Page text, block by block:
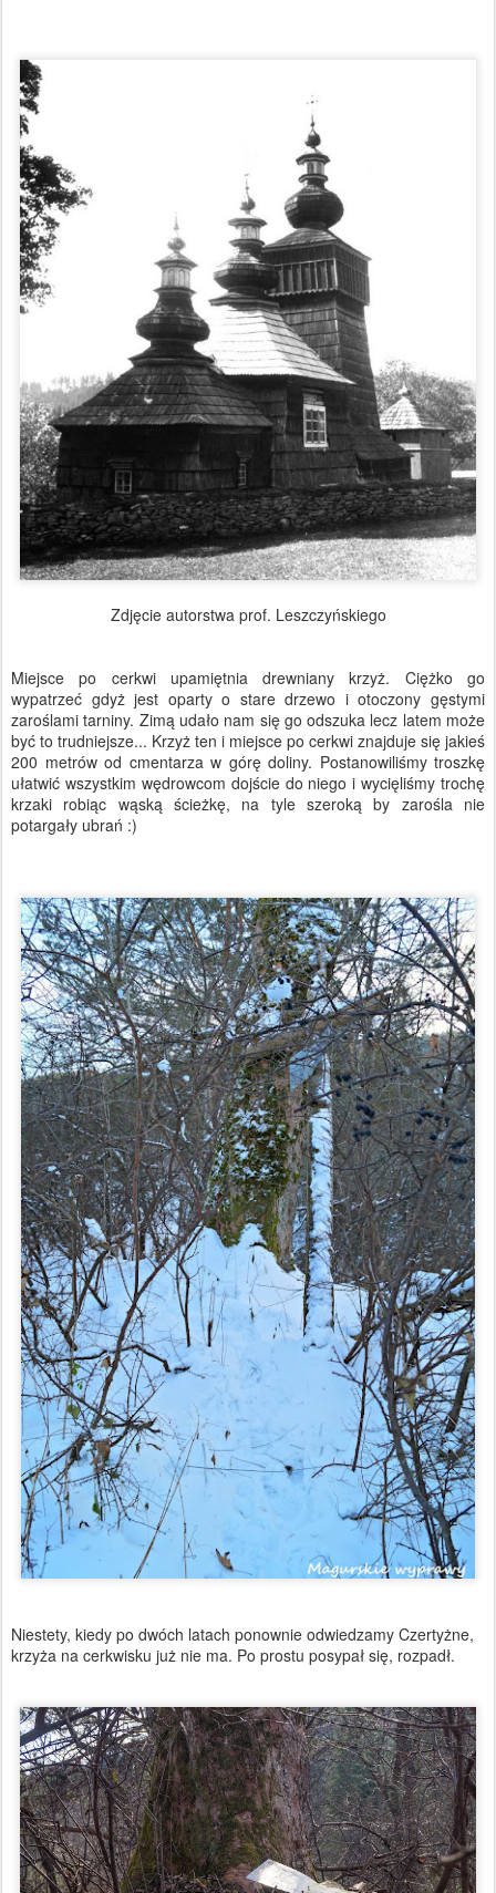
Zdjęcie autorstwa prof. Leszczyńskiego
Miejsce po cerkwi upamiętnia drewniany krzyż. Ciężko go
wypatrzeć gdyż jest oparty o stare drzewo i otoczony gęstymi
zaroślami tarniny. Zimą udało nam się go odszuka lecz latem może
być to trudniejsze... Krzyż ten i miejsce po cerkwi znajduje się jakieś
200 metrów od cmentarza w górę doliny. Postanowiliśmy troszkę
ułatwić wszystkim wędrowcom dojście do niego i wycięliśmy trochę
krzaki robiąc wąską ścieżkę, na tyle szeroką by zarośla nie
potargały ubrań :)
Niestety, kiedy po dwóch latach ponownie odwiedzamy Czertyżne,
krzyża na cerkwisku już nie ma. Po prostu posypał się, rozpadł.